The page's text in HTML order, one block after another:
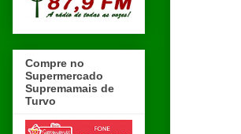
Compre no
Supermercado
Supremamais de
Turvo